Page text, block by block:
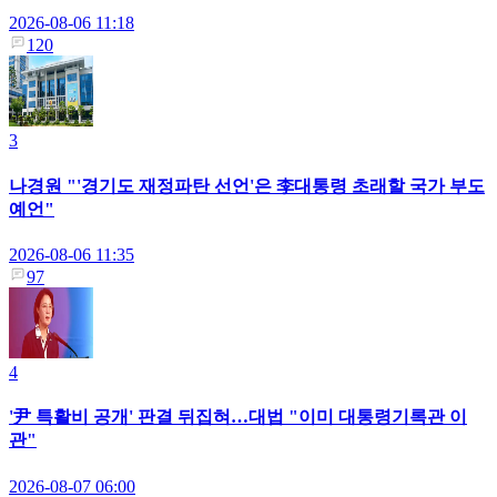
2026-08-06 11:18
120
3
나경원 "'경기도 재정파탄 선언'은 李대통령 초래할 국가 부도
예언"
2026-08-06 11:35
97
4
'尹 특활비 공개' 판결 뒤집혀…대법 "이미 대통령기록관 이
관"
2026-08-07 06:00